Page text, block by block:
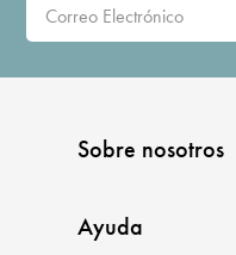
Sobre nosotros
Ayuda